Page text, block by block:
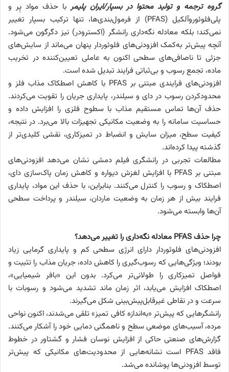
گروه ترجمه و تولید محتوا در بسپار/ایران پلیمر با حذف مواد پِر و
پلی‌فلوئوروآلکیل (PFAS) از فرمول‌بندی‌ها، تنها ترکیب بسپار تغییر
نمی‌کند؛ بلکه معادله نگه‌داری رانشگر (اکسترودر) نیز دگرگون می‌شود.
آنچه پیش‌تر به‌کمک افزودنی‌های فلوئوردار پنهان می‌ماند از سایش‌های
جزئی تا ناصافی‌های سطحی اکنون به عاملی تعیین‌کننده در تخریب
ماده، تجمع رسوب و بی‌ثباتی فرایند تبدیل شده است.
افزودنی‌های فرایندی مبتنی بر PFAS با کاهش اصطکاک مذاب فلز و
محدودکردن رسوب در دای و سیلندر، پایداری جریان را تقویت می‌کردند.
حذف آن‌ها تماس مستقیم مذاب با سطوح فلزی را افزایش داده و
حساسیت سامانه را به وضعیت مکانیکی تجهیزات بالا می‌برد. در نتیجه،
کیفیت سطح، میزان سایش و انضباط در تمیزکاری، نقشی کلیدی‌تر از
گذشته پیدا کرده‌اند.
مطالعات تجربی در رانشگری فیلم دمشی نشان می‌دهد افزودنی‌های
مبتنی بر PFAS با افزایش لغزش دیواره و کاهش زمان پاک‌سازی دای،
اصطکاک و رسوب را کنترل می‌کنند. بنابراین، با حذف این مواد، پایداری
فرایند بیش از هر زمان به وضعیت ماردان، سیلندر و پرداخت سطحی
آن‌ها وابسته می‌شود.
چرا حذف PFAS معادله نگه‌داری را تغییر می‌دهد؟
افزودنی‌های فلوئوردار دارای انرژی سطحی کم و پایداری گرمایی زیاد
بودند؛ ویژگی‌هایی که رسوب‌گیری را کاهش داده، جریان مذاب را تثبیت و
فواصل تمیزکاری را طولانی‌تر می‌کرد. بدون این «بافر شیمیایی»،
اصطکاک افزایش می‌یابد، اثر زمان ماند تشدید می‌شود و رسوبات با
سرعت و در نقاطی غیرقابل‌پیش‌بینی شکل می‌گیرند.
رانشگرهایی که پیش‌تر «به‌اندازه کافی تمیز» تلقی می‌شدند، اکنون نواحی
مرده، آسیب‌های موضعی سطح و ناهمگنی دمایی خود را آشکار می‌کنند.
گزارش‌های صنعتی حاکی از افزایش نوسان فشار و گشتاور در خطوط
فاقد PFAS است نشانه‌هایی از محدودیت‌های مکانیکی که پیش‌تر
توسط افزودنی‌ها پوشانده می‌شد.